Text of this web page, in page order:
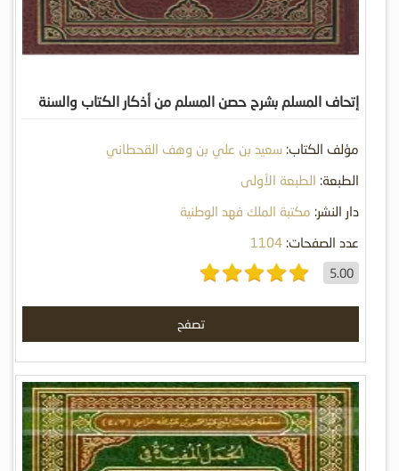
إتحاف المسلم بشرح حصن المسلم من أذكار الكتاب والسنة
مؤلف الكتاب: سعيد بن علي بن وهف القحطاني
الطبعة: الطبعة الأولى
دار النشر: مكتبة الملك فهد الوطنية
عدد الصفحات: 1104
5.00
تصفح